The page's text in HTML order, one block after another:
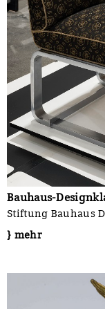
Bauhaus-
Stiftung Bauhaus
} mehr